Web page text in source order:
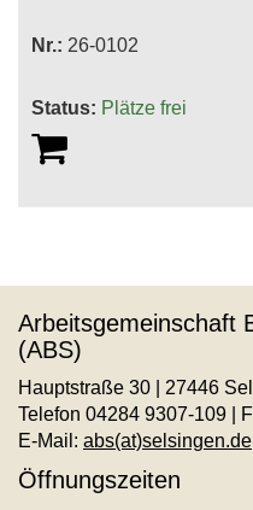
Nr.: 26-0102
Status: Plätze frei
Arbeitsgemeinschaft
(ABS)
Hauptstraße 30 | 27446
Telefon 04284 9307-109 |
E-Mail: abs(at)selsingen.de
Öffnungszeiten